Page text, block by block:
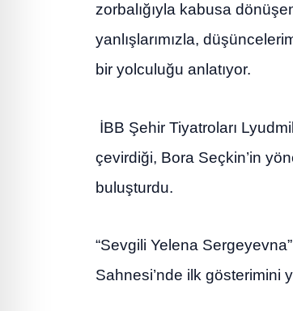
zorbalığıyla kabusa
yanlışlarımızla,
bir yolculuğu anlatıyor.
İBB Şehir Tiyatroları
çevirdiği, Bora Seçkin’in
buluşturdu.
“Sevgili Yelena
Sahnesi’nde ilk gösterimini